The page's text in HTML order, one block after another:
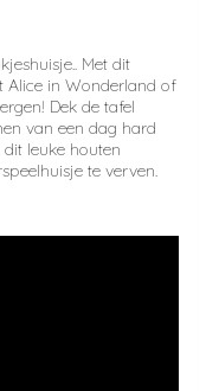
Met dit
Alice in Wonderland of
Dek de tafel
van een dag hard
leuke houten
te verven.